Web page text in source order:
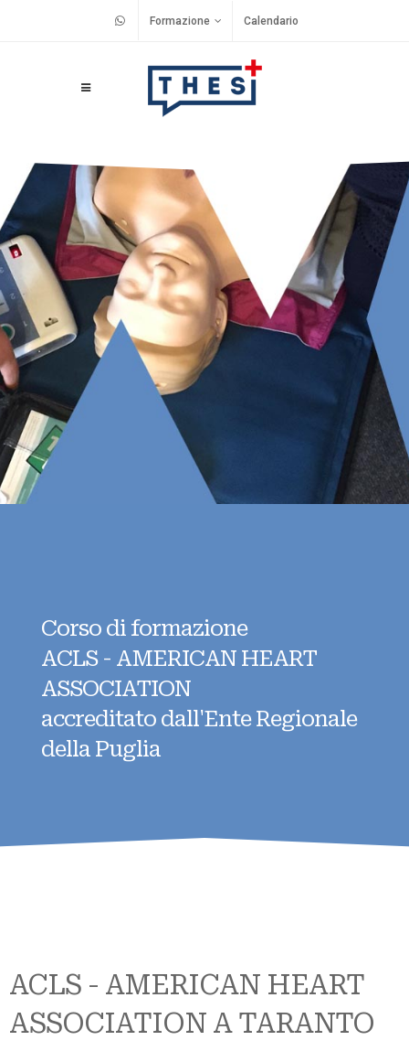
Formazione Calendario
Corso di formazione
ACLS - AMERICAN HEART
ASSOCIATION
accreditato dall'Ente Regionale
della Puglia
ACLS - AMERICAN HEART
ASSOCIATION A TARANTO